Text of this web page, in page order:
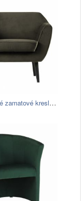
Tmavozelené zamatové kreslo WOOOD Rocco